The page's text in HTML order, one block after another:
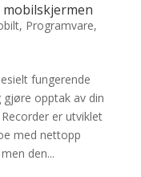
mobilskjermen
, Programvare,
fungerende
opptak av din
er utviklet
med nettopp
den...